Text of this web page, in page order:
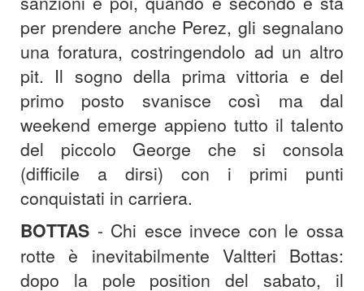
per prendere anche Perez, gli segnalano
una foratura, costringendolo ad un altro
pit. Il sogno della prima vittoria e del
primo posto svanisce così ma dal
weekend emerge appieno tutto il talento
del piccolo George che si consola
(difficile a dirsi) con i primi punti
conquistati in carriera.
BOTTAS - Chi esce invece con le ossa
rotte è inevitabilmente Valtteri Bottas:
dopo la pole position del sabato, il